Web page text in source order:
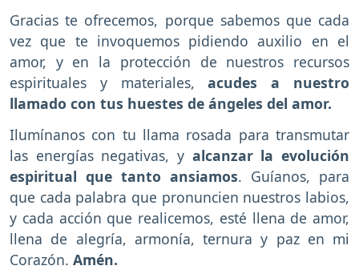
Gracias te ofrecemos, porque sabemos que cada
vez que te invoquemos pidiendo auxilio en el
amor, y en la protección de nuestros recursos
espirituales y materiales,acudes a nuestro
llamado con tus huestes de ángeles del amor.
Ilumínanos con tu llama rosada para transmutar
las energías negativas, y alcanzar la evolución
espiritual que tanto ansiamos. Guíanos, para
que cada palabra que pronuncien nuestros labios,
y cada acción que realicemos, esté llena de amor,
llena de alegría, armonía, ternura y paz en mi
Corazón. Amén.